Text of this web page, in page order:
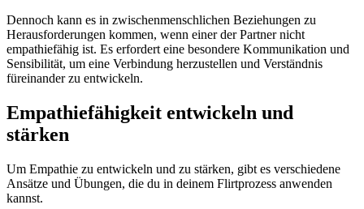
Dennoch kann es in zwischenmenschlichen Beziehungen zu
Herausforderungen kommen, wenn einer der Partner nicht
empathiefähig ist. Es erfordert eine besondere Kommunikation und
Sensibilität, um eine Verbindung herzustellen und Verständnis
füreinander zu entwickeln.
Empathiefähigkeit entwickeln und
stärken
Um Empathie zu entwickeln und zu stärken, gibt es verschiedene
Ansätze und Übungen, die du in deinem Flirtprozess anwenden
kannst.